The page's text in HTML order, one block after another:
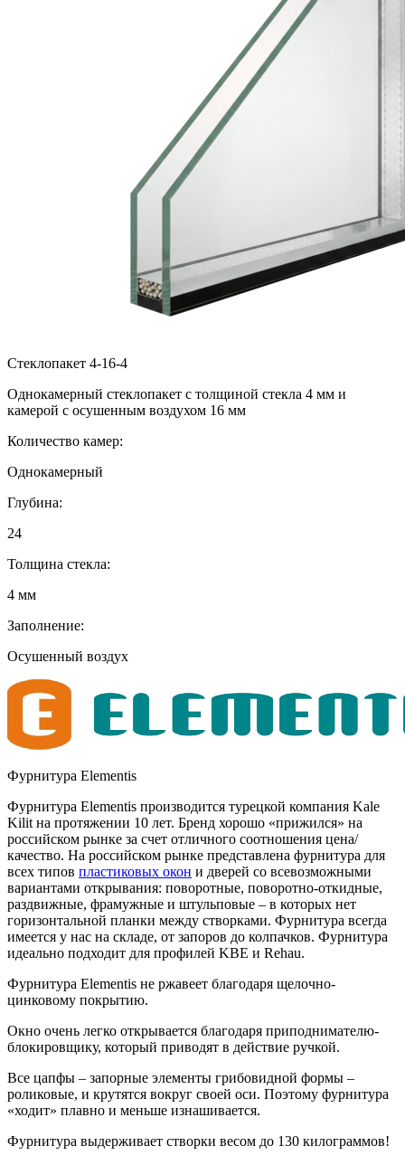
Стеклопакет 4-16-4
Однокамерный стеклопакет с толщиной стекла 4 мм и
камерой с осушенным воздухом 16 мм
Количество камер:
Однокамерный
Глубина:
24
Толщина стекла:
4 мм
Заполнение:
Осушенный воздух
Фурнитура Elementis
Фурнитура Elementis производится турецкой компания Kale
Kilit на протяжении 10 лет. Бренд хорошо «прижился» на
российском рынке за счет отличного соотношения цена/
качество. На российском рынке представлена фурнитура для
всех типов пластиковых окон и дверей со всевозможными
вариантами открывания: поворотные, поворотно-откидные,
раздвижные, фрамужные и штульповые – в которых нет
горизонтальной планки между створками. Фурнитура всегда
имеется у нас на складе, от запоров до колпачков. Фурнитура
идеально подходит для профилей KBE и Rehau.
Фурнитура Elementis не ржавеет благодаря щелочно-
цинковому покрытию.
Окно очень легко открывается благодаря приподнимателю-
блокировщику, который приводят в действие ручкой.
Все цапфы – запорные элементы грибовидной формы –
роликовые, и крутятся вокруг своей оси. Поэтому фурнитура
«ходит» плавно и меньше изнашивается.
Фурнитура выдерживает створки весом до 130 килограммов!